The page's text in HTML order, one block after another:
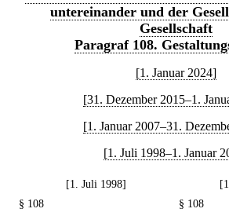
untereinander und der
Gesellschaft
Paragraf 108.
[1. Januar 2024]
[31. Dezember 2015–1.
[1. Januar 2007–31.
[1. Juli 1998–1. Januar
[1. Juli 1998]
§ 108
§ 108